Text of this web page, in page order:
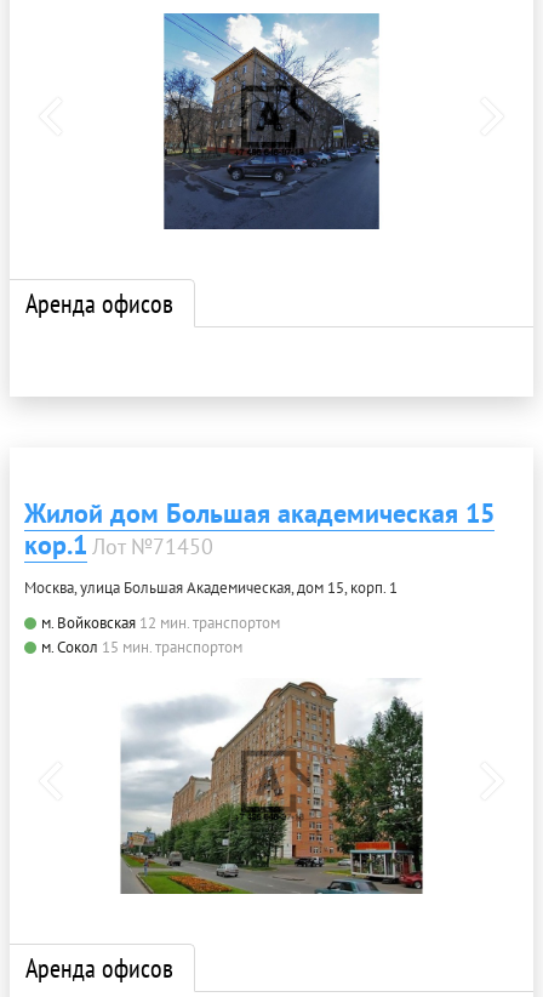
Аренда офисов
Жилой дом Большая академическая 15
кор.1 Лот №71450
Москва, улица Большая Академическая, дом 15, корп. 1
м. Войковская 12 мин. транспортом
м. Сокол 15 мин. транспортом
Аренда офисов